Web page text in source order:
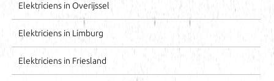
Elektriciens in Overijssel
Elektriciens in Limburg
Elektriciens in Friesland